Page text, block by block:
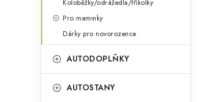
Koloběžky/odrážedla/tříkolky
Pro maminky
Dárky pro novorozence
AUTODOPLŇKY
AUTOSTANY